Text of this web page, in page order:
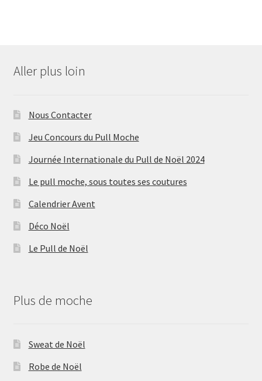
Aller plus loin
Nous Contacter
Jeu Concours du Pull Moche
Journée Internationale du Pull de Noël 2024
Le pull moche, sous toutes ses coutures
Calendrier Avent
Déco Noël
Le Pull de Noël
Plus de moche
Sweat de Noël
Robe de Noël